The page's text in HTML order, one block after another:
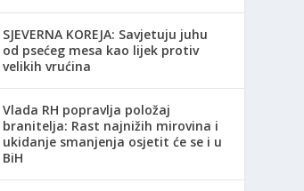
SJEVERNA KOREJA: Savjetuju juhu
od psećeg mesa kao lijek protiv
velikih vrućina
Vlada RH popravlja položaj
branitelja: Rast najnižih mirovina i
ukidanje smanjenja osjetit će se i u
BiH